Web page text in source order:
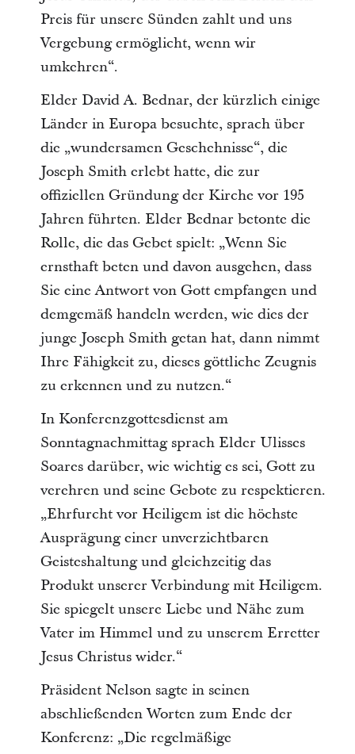
Preis für unsere Sünden zahlt und uns
Vergebung ermöglicht, wenn wir
umkehren“.
Elder David A. Bednar, der kürzlich einige
Länder in Europa besuchte, sprach über
die „wundersamen Geschehnisse“, die
Joseph Smith erlebt hatte, die zur
offiziellen Gründung der Kirche vor 195
Jahren führten. Elder Bednar betonte die
Rolle, die das Gebet spielt: „Wenn Sie
ernsthaft beten und davon ausgehen, dass
Sie eine Antwort von Gott empfangen und
demgemäß handeln werden, wie dies der
junge Joseph Smith getan hat, dann nimmt
Ihre Fähigkeit zu, dieses göttliche Zeugnis
zu erkennen und zu nutzen.“
In Konferenzgottesdienst am
Sonntagnachmittag sprach Elder Ulisses
Soares darüber, wie wichtig es sei, Gott zu
verehren und seine Gebote zu respektieren.
„Ehrfurcht vor Heiligem ist die höchste
Ausprägung einer unverzichtbaren
Geisteshaltung und gleichzeitig das
Produkt unserer Verbindung mit Heiligem.
Sie spiegelt unsere Liebe und Nähe zum
Vater im Himmel und zu unserem Erretter
Jesus Christus wider.“
Präsident Nelson sagte in seinen
abschließenden Worten zum Ende der
Konferenz: „Die regelmäßige